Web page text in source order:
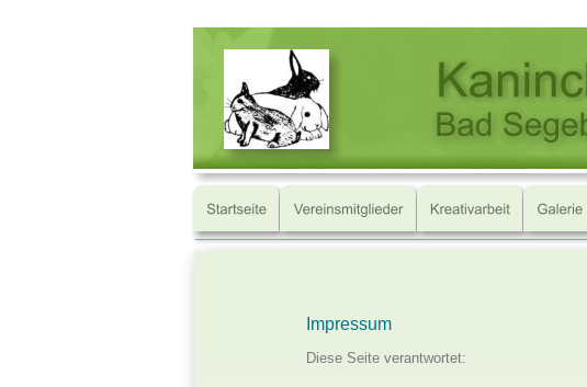
Impressum
Diese Seite verantwortet: